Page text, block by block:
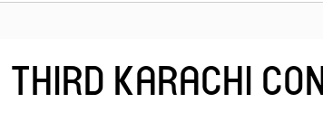
THIRD KARACHI